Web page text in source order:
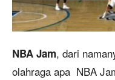
NBA Jam, dari
olahraga apa NBA